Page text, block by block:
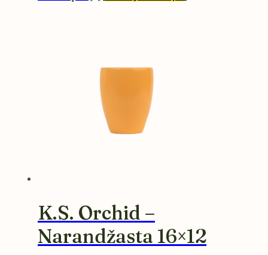
K.S. Orchid –
Narandžasta 16×12